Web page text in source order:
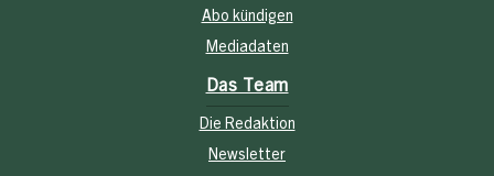
Abo kündigen
Mediadaten
Das Team
Die Redaktion
Newsletter